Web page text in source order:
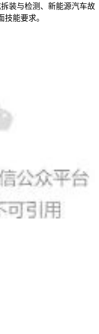
装与检测、新能源汽车故
技能要求。